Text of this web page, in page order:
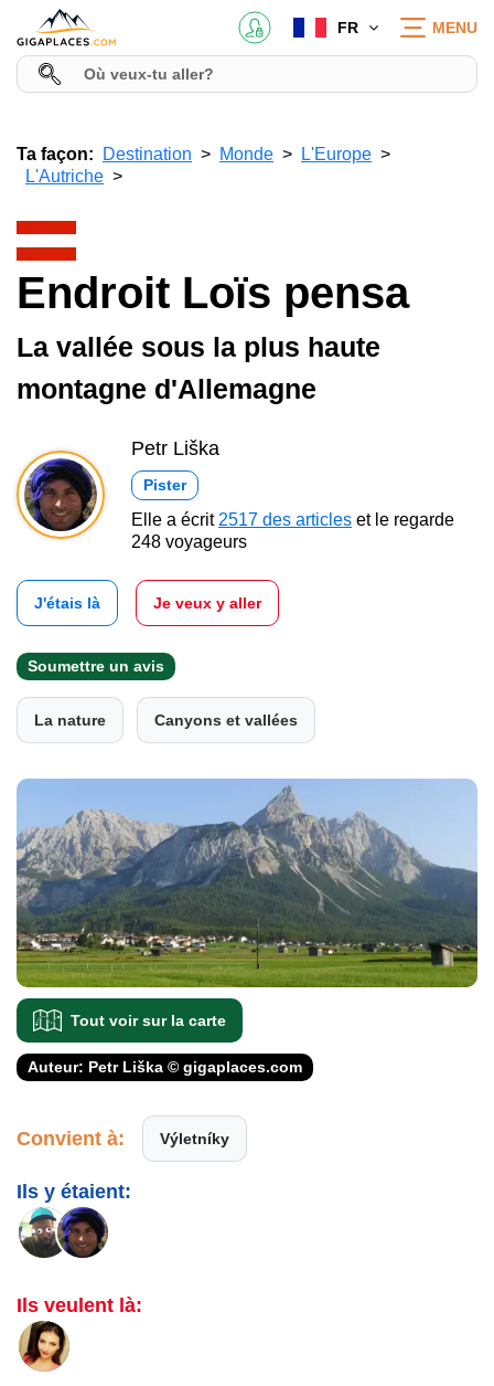
FR MENU
Ta façon: Destination Monde
L'Europe
L'Autriche
Endroit Loïs pensa
La vallée sous la plus haute
montagne d'Allemagne
Petr Liška
Pister
Elle a écrit 2517 des articles et le regarde
248 voyageurs
J'étais là Je veux y aller
Soumettre un avis
La nature Canyons et vallées
Tout voir sur la carte
Auteur: Petr Liška © gigaplaces.com
Convient à: Výletníky
Ils y étaient:
Ils veulent là: